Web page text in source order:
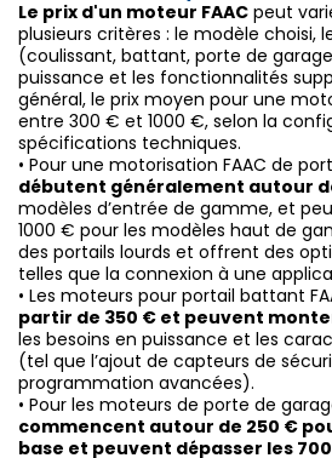
Le prix d'un moteur FAAC peut
plusieurs critères : le modèle choisi,
(coulissant, battant, porte de
puissance et les fonctionnalités
général, le prix moyen pour une
entre 300 € et 1000 €, selon la
spécifications techniques.
• Pour une motorisation FAAC de
débutent généralement autour
modèles d’entrée de gamme, et
1000 € pour les modèles haut de
des portails lourds et offrent des
telles que la connexion à une
• Les moteurs pour portail battant
partir de 350 € et peuvent
les besoins en puissance et les
(tel que l’ajout de capteurs de
programmation avancées).
• Pour les moteurs de porte de
commencent autour de 250 €
base et peuvent dépasser les